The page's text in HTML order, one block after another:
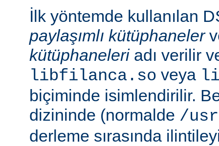
İlk yöntemde kullanılan
paylaşımlı kütüphaneler
kütüphaneleriadı verilir
libfilanca.so veya
biçiminde isimlendirilir.
dizininde (normalde /
derleme sırasında